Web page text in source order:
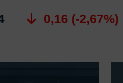
0,16 (-2,67%)